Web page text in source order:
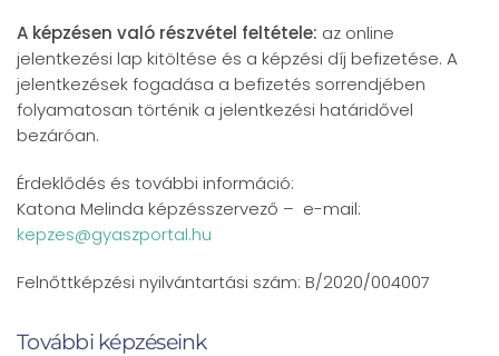
A képzésen való részvétel feltétele: az online
jelentkezési lap kitöltése és a képzési díj befizetése. A
jelentkezések fogadása a befizetés sorrendjében
folyamatosan történik a jelentkezési határidővel
bezáróan.
Érdeklődés és további információ:
Katona Melinda képzésszervező – e-mail:
kepzes@gyaszportal.hu
Felnőttképzési nyilvántartási szám: B/2020/004007
További képzéseink